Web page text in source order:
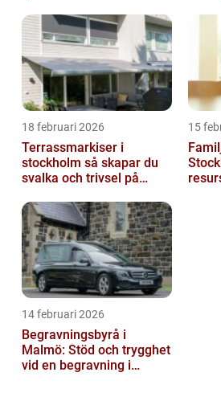
18 februari 2026
Terrassmarkiser i
stockholm så skapar du
svalka och trivsel på
15
14 februari 2026
Begravningsbyrå i
Malmö: Stöd och trygghet
vid en begravning i